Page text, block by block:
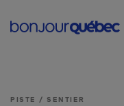
PISTE / SENTIER